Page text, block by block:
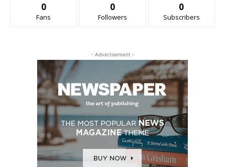
0
Fans
0
Followers
0
Subscribers
- Advertisement -